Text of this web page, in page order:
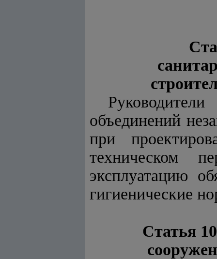
объединений
при
техническом
эксплуатацию
гигиенические
Статья